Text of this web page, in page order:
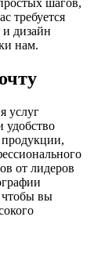
шагов,
требуется
дизайн
нам.
услуг
удобство
продукции,
от лидеров
чтобы вы